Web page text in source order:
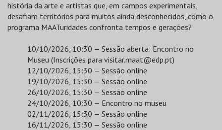
história da arte e artistas que, em campos experimentais,
desafiam territórios para muitos ainda desconhecidos, como o
programa MAATuridades confronta tempos e gerações?
10/10/2026, 10:30 — Sessão aberta: Encontro no
Museu (Inscrições para visitar.maat@edp.pt)
12/10/2026, 15:30 — Sessão online
19/10/2026, 15:30 — Sessão online
26/10/2026, 15:30 — Sessão online
24/10/2026, 10:30 — Encontro no museu
02/11/2026, 15:30 — Sessão online
16/11/2026, 15:30 — Sessão online